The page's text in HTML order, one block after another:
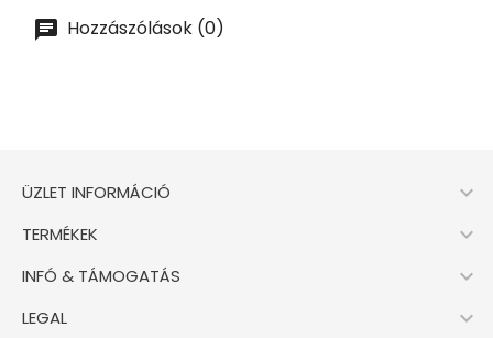
Hozzászólások (0)
ÜZLET INFORMÁCIÓ 
TERMÉKEK 
INFÓ & TÁMOGATÁS 
LEGAL 